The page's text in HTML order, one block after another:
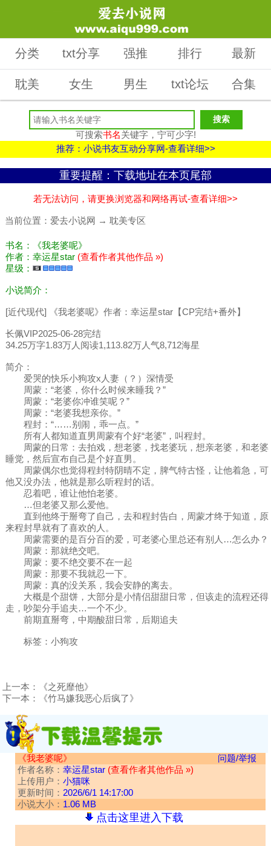
分类 txt分享 强推 排行 最新
耽美 女生 男生 txt论坛 合集
可搜索书名关键字，宁可少字!
推荐：小说书友互动分享网-查看详细>>
重要提醒：下载地址在本页尾部
若无法访问，请更换浏览器和网络再试-查看详细>>
当前位置： 爱去小说网 → 耽美专区
书名：《我老婆呢》
作者：幸运星star (查看作者其他作品 »)
星级：
小说简介：
[近代现代] 《我老婆呢》作者：幸运星star【CP完结+番外】
长佩VIP2025-06-28完结
34.25万字1.83万人阅读1,113.82万人气8,712海星
简介：
爱哭的快乐小狗攻x人妻（？）深情受
周蒙：“老婆，你什么时候来睡我？”
周蒙：“老婆你冲谁笑呢？”
周蒙：“老婆我想亲你。”
程封：“……别闹，乖一点。”
所有人都知道直男周蒙有个好“老婆”，叫程封。
周蒙的日常：去拍戏，想老婆，找老婆玩，想亲老婆，和老婆
睡觉，然后宣布自己是个好直男。
周蒙偶尔也觉得程封特阴晴不定，脾气特古怪，让他着急，可
他又没办法，他就是那么听程封的话。
忍着吧，谁让他怕老婆。
…但老婆又那么爱他。
直到他终于掰弯了自己，去和程封告白，周蒙才终于知道，原
来程封早就有了喜欢的人。
周蒙需要的是百分百的爱，可老婆心里总还有别人…怎么办？
周蒙：那就绝交吧。
周蒙：要不绝交要不在一起
周蒙：那要不我就忍一下。
周蒙：真的没关系，我会安静的离去。
大概是个甜饼，大部分是小情侣甜甜日常，但该走的流程还得
走，吵架分手追夫…一个不少。
前期直掰弯，中期酸甜日常，后期追夫
标签：小狗攻
上一本：
《之死靡他》
下一本：
《竹马嫌我恶心后疯了》
《我老婆呢》
问题/举报
作者名称： 幸运星star (查看作者其他作品 »)
上传用户： 小猫咪
更新时间： 2026/6/1 14:17:00
小说大小： 1.06 MB
点击这里进入下载